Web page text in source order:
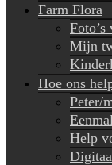
Farm Flora
Foto’s
Mijn
Hoe ons
Peter/
Help